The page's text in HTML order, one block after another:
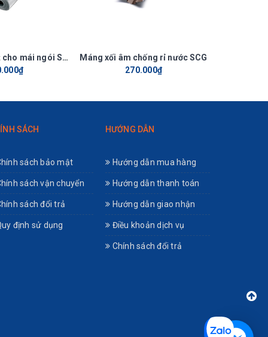
wet
cách
Tấm cách nhiệt cho mái ngói SCG
Máng xối âm chống rỉ nước SCG
270.000₫
SÁCH
sách bảo mật
sách vận chuyển
sách đổi trả
định sử dụng
HƯỚNG DẪN
Hướng dẫn mua hàng
Hướng dẫn thanh toán
Hướng dẫn giao nhận
Điều khoản dịch vụ
Chính sách đổi trả